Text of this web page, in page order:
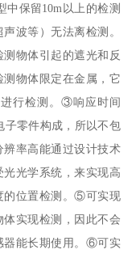
保留10m以上的检测
波等）无法离检测。
物体引起的遮光和反
物体限定在金属，它
行检测。③响应时间
子零件构成，所以不包
率高能通过设计技术
光学系统，来实现高
的位置检测。⑤可实现
实现检测，因此不会
器能长期使用。⑥可实